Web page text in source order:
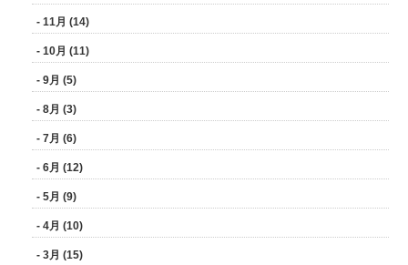
- 11月 (14)
- 10月 (11)
- 9月 (5)
- 8月 (3)
- 7月 (6)
- 6月 (12)
- 5月 (9)
- 4月 (10)
- 3月 (15)